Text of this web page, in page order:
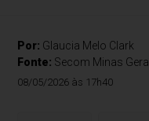
Por: Glaucia Melo Clark
Fonte: Secom Minas
08/05/2026 às 17h40